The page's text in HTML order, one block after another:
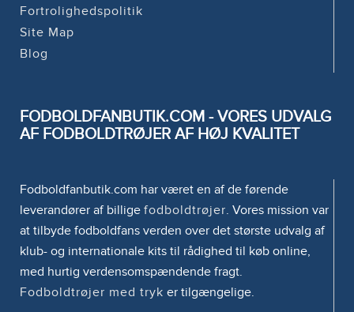
Fortrolighedspolitik
Site Map
Blog
FODBOLDFANBUTIK.COM - VORES UDVALG
AF FODBOLDTRØJER AF HØJ KVALITET
Fodboldfanbutik.com har været en af de førende
leverandører af billige fodboldtrøjer. Vores mission var
at tilbyde fodboldfans verden over det største udvalg af
klub- og internationale kits til rådighed til køb online,
med hurtig verdensomspændende fragt.
Fodboldtrøjer med tryk er tilgængelige.